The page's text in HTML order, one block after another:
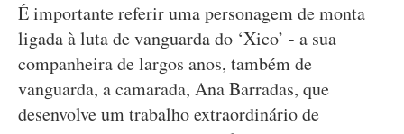
É importante referir uma personagem de monta
ligada à luta de vanguarda do ‘Xico’ - a sua
companheira de largos anos, também de
vanguarda, a camarada, Ana Barradas, que
desenvolve um trabalho extraordinário de